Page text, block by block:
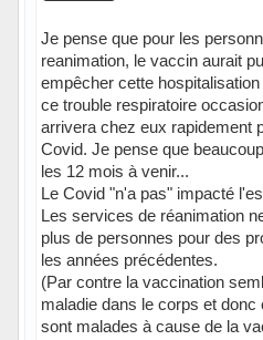
Je pense que pour les
reanimation, le vaccin aurait
empêcher cette
ce trouble respiratoire
arrivera chez eux rapidement
Covid. Je pense que
les 12 mois à venir...
Le Covid "n'a pas" impacté
Les services de réanimation
plus de personnes pour des
les années précédentes.
(Par contre la vaccination
maladie dans le corps et
sont malades à cause de la